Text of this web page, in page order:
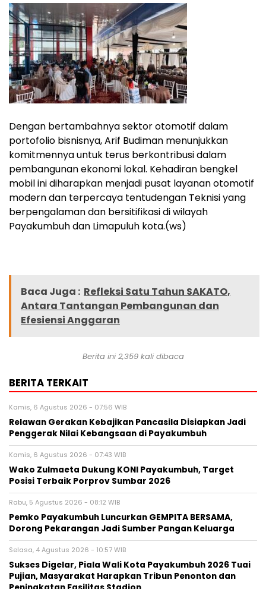
Dengan bertambahnya sektor otomotif dalam
portofolio bisnisnya, Arif Budiman menunjukkan
komitmennya untuk terus berkontribusi dalam
pembangunan ekonomi lokal. Kehadiran bengkel
mobil ini diharapkan menjadi pusat layanan otomotif
modern dan terpercaya tentudengan Teknisi yang
berpengalaman dan bersitifikasi di wilayah
Payakumbuh dan Limapuluh kota.(ws)
Baca Juga : Refleksi Satu Tahun SAKATO,
Antara Tantangan Pembangunan dan
Efesiensi Anggaran
Berita ini 2,359 kali dibaca
BERITA TERKAIT
Kamis, 6 Agustus 2026 - 07:56 WIB
Relawan Gerakan Kebajikan Pancasila Disiapkan Jadi
Penggerak Nilai Kebangsaan di Payakumbuh
Kamis, 6 Agustus 2026 - 07:43 WIB
Wako Zulmaeta Dukung KONI Payakumbuh, Target
Posisi Terbaik Porprov Sumbar 2026
Rabu, 5 Agustus 2026 - 08:12 WIB
Pemko Payakumbuh Luncurkan GEMPITA BERSAMA,
Dorong Pekarangan Jadi Sumber Pangan Keluarga
Selasa, 4 Agustus 2026 - 10:57 WIB
Sukses Digelar, Piala Wali Kota Payakumbuh 2026 Tuai
Pujian, Masyarakat Harapkan Tribun Penonton dan